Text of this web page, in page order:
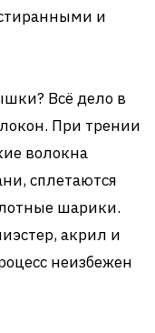
и
Всё дело в
При трении
волокна
сплетаются
шарики.
акрил и
неизбежен